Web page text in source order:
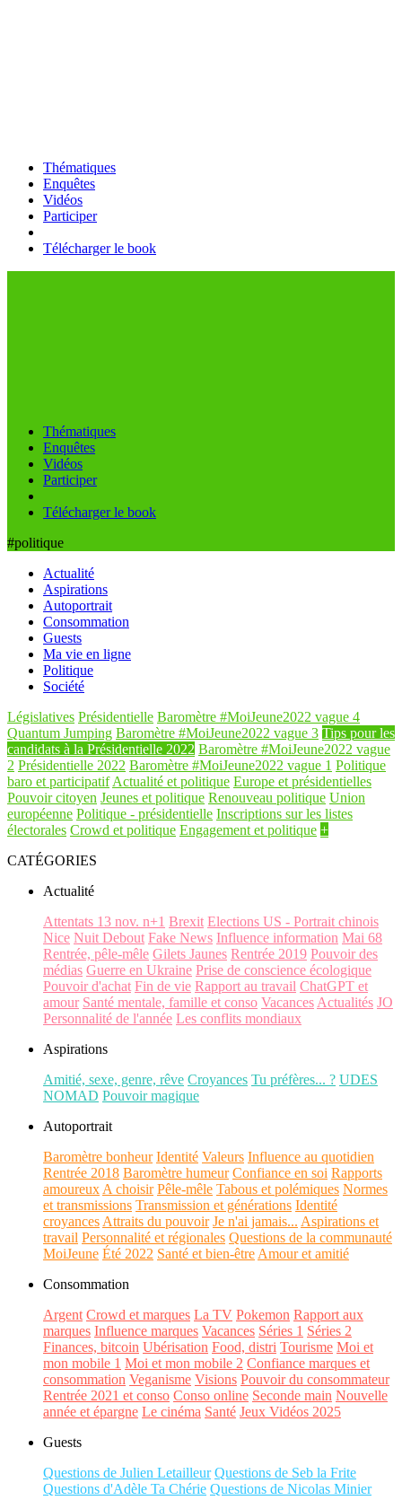
Thématiques
Enquêtes
Vidéos
Participer
Télécharger le book
Thématiques
Enquêtes
Vidéos
Participer
Télécharger le book
#politique
Actualité
Aspirations
Autoportrait
Consommation
Guests
Ma vie en ligne
Politique
Société
Législatives Présidentielle Baromètre #MoiJeune2022 vague 4
Quantum Jumping Baromètre #MoiJeune2022 vague 3 Tips pour les
candidats à la Présidentielle 2022 Baromètre #MoiJeune2022 vague
2 Présidentielle 2022 Baromètre #MoiJeune2022 vague 1 Politique
baro et participatif Actualité et politique Europe et présidentielles
Pouvoir citoyen Jeunes et politique Renouveau politique Union
européenne Politique - présidentielle Inscriptions sur les listes
électorales Crowd et politique Engagement et politique +
CATÉGORIES
Actualité
Attentats 13 nov. n+1 Brexit Elections US - Portrait chinois
Nice Nuit Debout Fake News Influence information Mai 68
Rentrée, pêle-mêle Gilets Jaunes Rentrée 2019 Pouvoir des
médias Guerre en Ukraine Prise de conscience écologique
Pouvoir d'achat Fin de vie Rapport au travail ChatGPT et
amour Santé mentale, famille et conso Vacances Actualités JO
Personnalité de l'année Les conflits mondiaux
Aspirations
Amitié, sexe, genre, rêve Croyances Tu préfères... ? UDES
NOMAD Pouvoir magique
Autoportrait
Baromètre bonheur Identité Valeurs Influence au quotidien
Rentrée 2018 Baromètre humeur Confiance en soi Rapports
amoureux A choisir Pêle-mêle Tabous et polémiques Normes
et transmissions Transmission et générations Identité
croyances Attraits du pouvoir Je n'ai jamais... Aspirations et
travail Personnalité et régionales Questions de la communauté
MoiJeune Été 2022 Santé et bien-être Amour et amitié
Consommation
Argent Crowd et marques La TV Pokemon Rapport aux
marques Influence marques Vacances Séries 1 Séries 2
Finances, bitcoin Ubérisation Food, distri Tourisme Moi et
mon mobile 1 Moi et mon mobile 2 Confiance marques et
consommation Veganisme Visions Pouvoir du consommateur
Rentrée 2021 et conso Conso online Seconde main Nouvelle
année et épargne Le cinéma Santé Jeux Vidéos 2025
Guests
Questions de Julien Letailleur Questions de Seb la Frite
Questions d'Adèle Ta Chérie Questions de Nicolas Minier